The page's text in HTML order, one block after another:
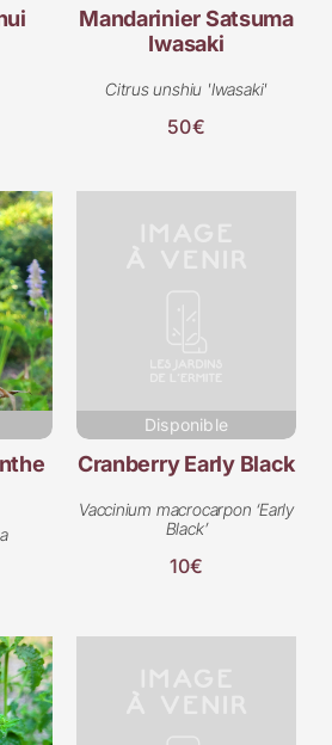
Mandarinier Satsuma
Iwasaki
Citrus unshiu 'Iwasaki'
50€
Disponible
Cranberry Early Black
Vaccinium macrocarpon ‘Early
Black’
10€